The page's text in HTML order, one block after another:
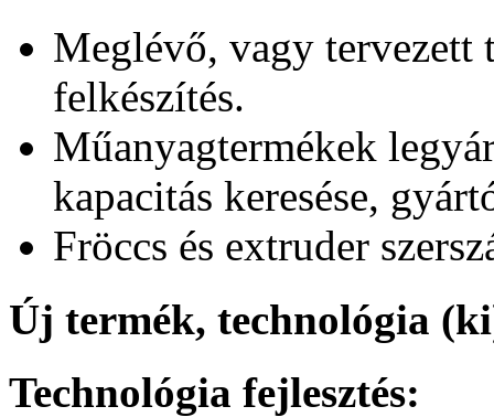
Meglévő, vagy tervezett
felkészítés.
Műanyagtermékek
kapacitás keresése,
Fröccs és extruder
Új termék, technológia
Technológia fejlesztés: